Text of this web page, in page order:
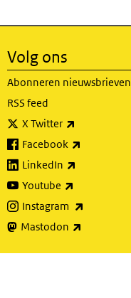
Volg ons
Abonneren nieuwsbrieven
RSS feed
X Twitter
Facebook
LinkedIn
Youtube
Instagram
Mastodon